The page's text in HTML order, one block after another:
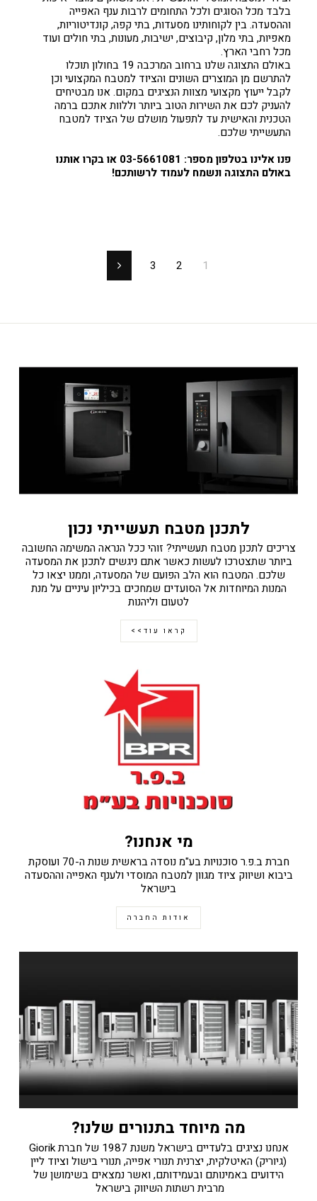
בלבד מכל הסוגים ולכל התחומים לרבות ענף האפייה
וההסעדה. בין לקוחותינו מסעדות, בתי קפה, קונדיטוריות,
מאפיות, בתי מלון, קיבוצים, ישיבות, מעונות, בתי חולים ועוד
מכל רחבי הארץ.
באולם התצוגה שלנו ברחוב המרכבה 19 בחולון תוכלו
להתרשם מן המוצרים השונים והציוד למטבח המקצועי וכן
לקבל ייעוץ מקצועי מצוות הנציגים במקום. אנו מבטיחים
להעניק לכם את השירות הטוב ביותר וללוות אתכם ברמה
הטכנית והאישית עד לתפעול מושלם של הציוד למטבח
התעשייתי שלכם.
פנו אלינו בטלפון מספר: 03-5661081 או בקרו אותנו
באולם התצוגה ונשמח לעמוד לרשותכם!
1
2
3 הבא
לתכנן מטבח תעשייתי נכון
צריכים לתכנן מטבח תעשייתי? זוהי ככל הנראה המשימה החשובה
ביותר שתצטרכו לעשות כאשר אתם ניגשים לתכנן את המסעדה
שלכם. המטבח הוא הלב הפועם של המסעדה, וממנו יצאו כל
המנות המיוחדות אל הסועדים שמחכים בכיליון עיניים על מנת
לטעום וליהנות
קראו עוד>>
מי אנחנו?
חברת ב.פ.ר סוכנויות בע"מ נוסדה בראשית שנות ה-70 ועוסקת
ביבוא ושיווק ציוד מגוון למטבח המוסדי ולענף האפייה וההסעדה
בישראל
אודות החברה
מה מיוחד בתנורים שלנו?
אנחנו נציגים בלעדיים בישראל משנת 1987 של חברת Giorik
(גיוריק) האיטלקית, יצרנית תנורי אפייה, תנורי בישול וציוד ליין
הידועים באמינותם ובעמידותם, ואשר נמצאים בשימושן של
מרבית רשתות השיווק בישראל